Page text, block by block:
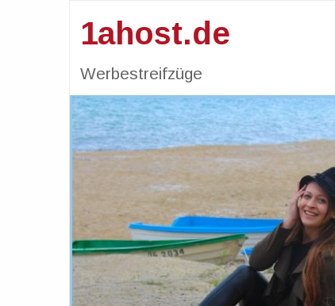
1ahost.de
Werbestreifzüge